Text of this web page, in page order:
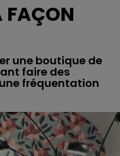
FAÇON
une boutique de
faire des
fréquentation